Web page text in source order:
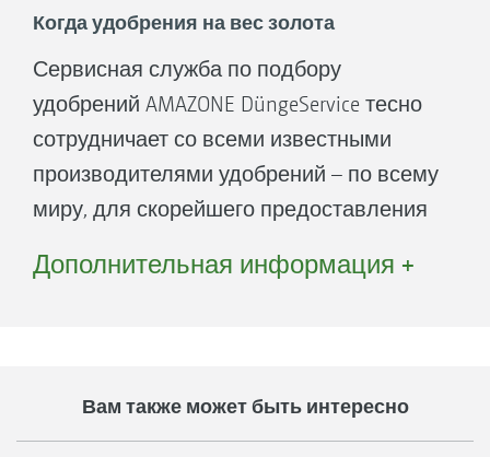
Последние два понятия сопровождают
учитывается растущая глобализация и
цифровизация сельского хозяйства.
Целью Spreader Application Center
является улучшение качества сервиса
для клиентов в области техники для
внесения удобрений.
Когда удобрения на вес золота
Сервисная служба по подбору
удобрений AMAZONE DüngeService тесно
сотрудничает со всеми известными
производителями удобрений – по всему
миру, для скорейшего предоставления
оптимальным настроечным значениям.
Дополнительная информация +
Вам также может быть интересно